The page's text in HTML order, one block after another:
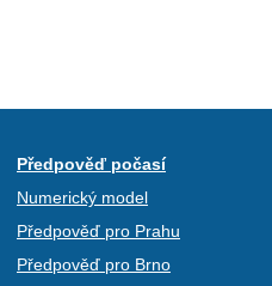
Předpověď počasí
Numerický model
Předpověď pro Prahu
Předpověď pro Brno